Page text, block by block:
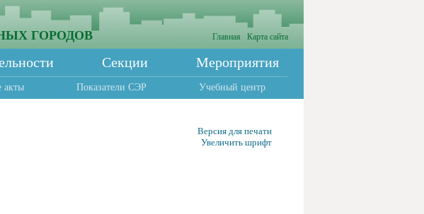
ГОРОДОВ Главная Карта сайта
Секции Мероприятия
акты Показатели СЭР Учебный центр
Версия для печати
Увеличить шрифт